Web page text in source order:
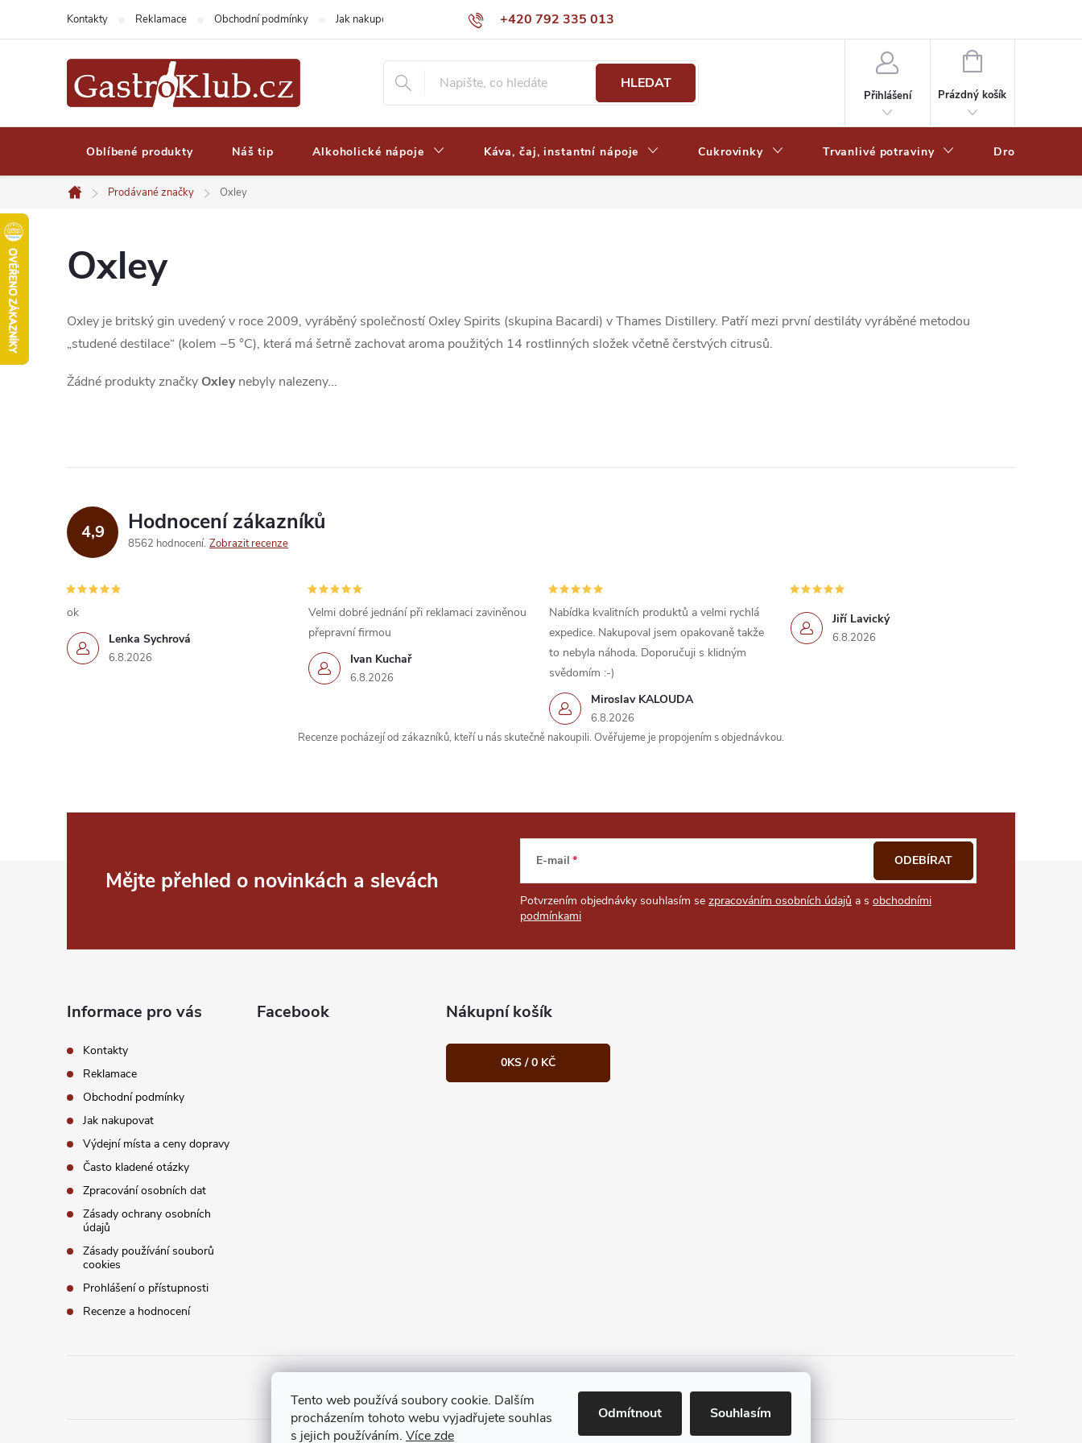
Tento web používá soubory cookie. Dalším
procházením tohoto webu vyjadřujete souhlas
s jejich používáním. Více zde
Odmítnout Souhlasím
+420 792 335 013
Kontakty Reklamace Obchodní podmínky Jak nakupovat Výdejní místa a ceny dopravy Často kladené otázky
HLEDAT
Přihlášení
NÁKUPNÍ
Prázdný košík
Oblíbené produkty Náš tip Alkoholické nápoje Káva, čaj, instantní nápoje Cukrovinky Trvanlivé potraviny Drogerie
Domů
Prodávané značky Oxley
Oxley
Oxley je britský gin uvedený v roce 2009, vyráběný společností Oxley Spirits (skupina Bacardi) v Thames Distillery. Patří mezi první destiláty vyráběné metodou
„studené destilace“ (kolem −5 °C), která má šetrně zachovat aroma použitých 14 rostlinných složek včetně čerstvých citrusů.
Žádné produkty značky Oxleynebyly nalezeny...
4,9 Hodnocení zákazníků
8562 hodnocení Zobrazit recenze
Lenka Sychrová
6.8.2026
ok
Ivan Kuchař
6.8.2026
Velmi dobré jednání při reklamaci zaviněnou
přepravní firmou
Miroslav KALOUDA
6.8.2026
Nabídka kvalitních produktů a velmi rychlá
expedice. Nakupoval jsem opakovaně takže
to nebyla náhoda. Doporučuji s klidným
svědomím :-)
Jiří Lavický
6.8.2026
Recenze pocházejí od zákazníků, kteří u nás skutečně nakoupili. Ověřujeme je propojením s objednávkou.
Mějte přehled o novinkách a slevách
E-mail
Potvrzením objednávky souhlasím se zpracováním osobních údajů a s obchodními
podmínkami
ODEBÍRAT
Informace pro vás
Kontakty
Reklamace
Obchodní podmínky
Jak nakupovat
Výdejní místa a ceny dopravy
Často kladené otázky
Zpracování osobních dat
Zásady ochrany osobních
údajů
Zásady používání souborů
cookies
Prohlášení o přístupnosti
Recenze a hodnocení
Facebook Nákupní košík
0KS /0 KČ